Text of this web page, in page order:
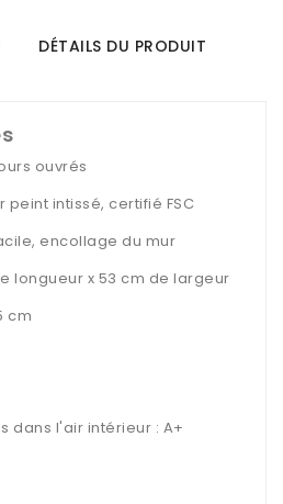
DÉTAILS DU PRODUIT
ouvrés
peint intissé, certifié FSC
encollage du mur
longueur x 53 cm de largeur
cm
dans l'air intérieur : A+